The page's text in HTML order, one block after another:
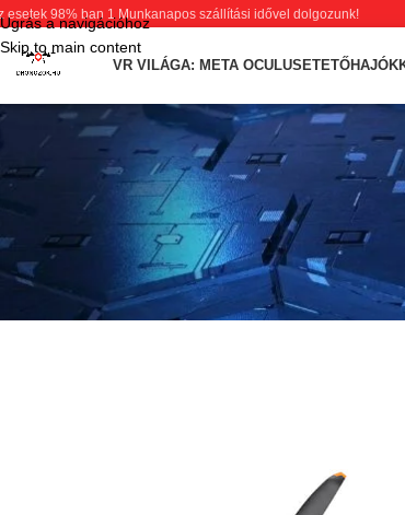
Ugrás a navigációhoz
Skip to main content
esetek 98% ban 1 Munkanapos szállítási idővel dolgozunk!
VR VILÁGA: META OCULUS ETETŐHAJÓK
DJI Matrice 4E –